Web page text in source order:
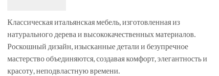
Классическая итальянская мебель, изготовленная из
натурального дерева и высококачественных материалов.
Роскошный дизайн, изысканные детали и безупречное
мастерство объединяются, создавая комфорт, элегантность и
красоту, неподвластную времени.